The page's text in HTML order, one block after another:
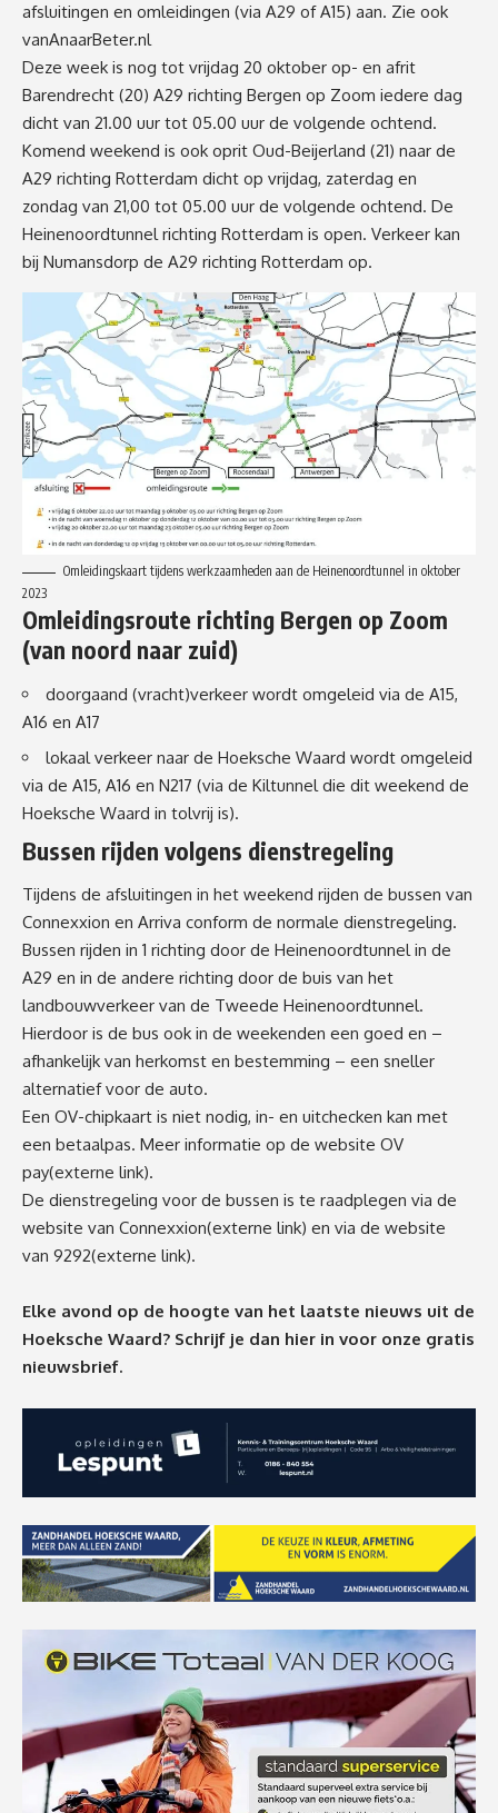
afsluitingen en omleidingen (via A29 of A15) aan. Zie ook
vanAnaarBeter.nl
Deze week is nog tot vrijdag 20 oktober op- en afrit
Barendrecht (20) A29 richting Bergen op Zoom iedere dag
dicht van 21.00 uur tot 05.00 uur de volgende ochtend.
Komend weekend is ook oprit Oud-Beijerland (21) naar de
A29 richting Rotterdam dicht op vrijdag, zaterdag en
zondag van 21,00 tot 05.00 uur de volgende ochtend. De
Heinenoordtunnel richting Rotterdam is open. Verkeer kan
bij Numansdorp de A29 richting Rotterdam op.
Omleidingskaart tijdens werkzaamheden aan de Heinenoordtunnel in oktober
2023
Omleidingsroute richting Bergen op Zoom
(van noord naar zuid)
doorgaand (vracht)verkeer wordt omgeleid via de A15,
A16 en A17
lokaal verkeer naar de Hoeksche Waard wordt omgeleid
via de A15, A16 en N217 (via de Kiltunnel die dit weekend de
Hoeksche Waard in tolvrij is).
Bussen rijden volgens dienstregeling
Tijdens de afsluitingen in het weekend rijden de bussen van
Connexxion en Arriva conform de normale dienstregeling.
Bussen rijden in 1 richting door de Heinenoordtunnel in de
A29 en in de andere richting door de buis van het
landbouwverkeer van de Tweede Heinenoordtunnel.
Hierdoor is de bus ook in de weekenden een goed en –
afhankelijk van herkomst en bestemming – een sneller
alternatief voor de auto.
Een OV-chipkaart is niet nodig, in- en uitchecken kan met
een betaalpas. Meer informatie op de website OV
pay(externe link).
De dienstregeling voor de bussen is te raadplegen via de
website van Connexxion(externe link) en via de website
van 9292(externe link).
Elke avond op de hoogte van het laatste nieuws uit de
Hoeksche Waard? Schrijf je dan hier in voor onze gratis
nieuwsbrief.